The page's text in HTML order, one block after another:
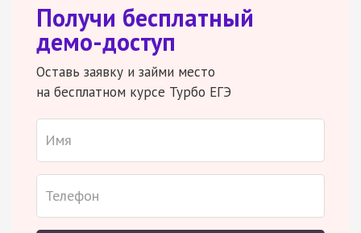
Получи бесплатный
демо-доступ
Оставь заявку и займи место
на бесплатном курсе Турбо ЕГЭ